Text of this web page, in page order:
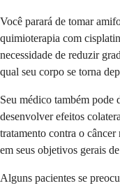
Você parará de tomar
quimioterapia com
necessidade de reduzir
qual seu corpo se torna
Seu médico também pode
desenvolver efeitos
tratamento contra o câncer
em seus objetivos gerais
Alguns pacientes se